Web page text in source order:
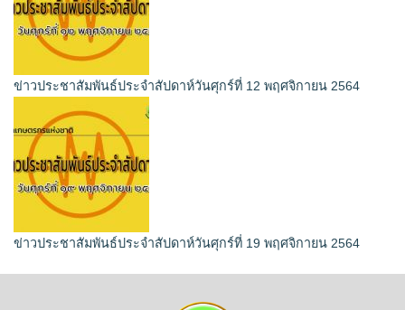
ข่าวประชาสัมพันธ์ประจำสัปดาห์วันศุกร์ที่ 12 พฤศจิกายน 2564
ข่าวประชาสัมพันธ์ประจำสัปดาห์วันศุกร์ที่ 19 พฤศจิกายน 2564